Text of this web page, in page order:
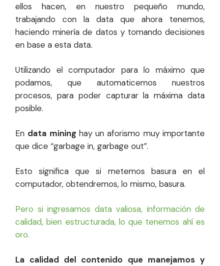
ellos hacen, en nuestro pequeño mundo,
trabajando con la data que ahora tenemos,
haciendo minería de datos y tomando decisiones
en base a esta data.
Utilizando el computador para lo máximo que
podamos, que automaticemos nuestros
procesos, para poder capturar la máxima data
posible.
En data mininghay un aforismo muy importante
que dice “garbage in, garbage out”.
Esto significa que si metemos basura en el
computador, obtendremos, lo mismo, basura.
Pero si ingresamos data valiosa, información de
calidad, bien estructurada, lo que tenemos ahí es
oro.
La calidad del contenido que manejamos y